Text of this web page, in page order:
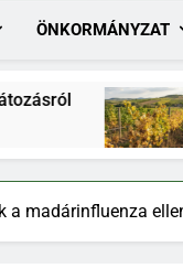
ÖNKORMÁNYZAT
Szőlő
2026.07.31.
a madárinfluenza